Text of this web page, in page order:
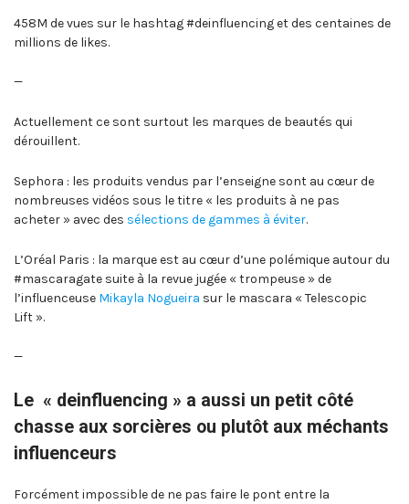
458M de vues sur le hashtag #deinfluencing et des centaines de
millions de likes.
—
Actuellement ce sont surtout les marques de beautés qui
dérouillent.
Sephora : les produits vendus par l’enseigne sont au cœur de
nombreuses vidéos sous le titre « les produits à ne pas
acheter » avec des sélections de gammes à éviter.
L’Oréal Paris : la marque est au cœur d’une polémique autour du
#mascaragate suite à la revue jugée « trompeuse » de
l’influenceuse Mikayla Nogueira sur le mascara « Telescopic
Lift ».
—
Le « deinfluencing » a aussi un petit côté
chasse aux sorcières ou plutôt aux méchants
influenceurs
Forcément impossible de ne pas faire le pont entre la